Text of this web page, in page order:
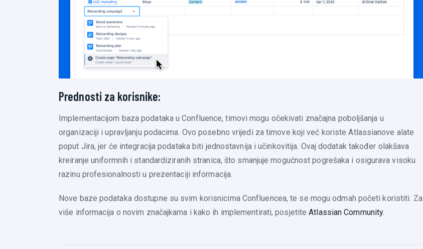
Prednosti za korisnike:
Implementacijom baza podataka u Confluence, timovi mogu očekivati značajna poboljšanja u
organizaciji i upravljanju podacima. Ovo posebno vrijedi za timove koji već koriste Atlassianove alate
poput Jira, jer će integracija podataka biti jednostavnija i učinkovitija. Ovaj dodatak također olakšava
kreiranje uniformnih i standardiziranih stranica, što smanjuje mogućnost pogrešaka i osigurava visoku
razinu profesionalnosti u prezentaciji informacija.
Nove baze podataka dostupne su svim korisnicima Confluencea, te se mogu odmah početi koristiti. Za
više informacija o novim značajkama i kako ih implementirati, posjetiteAtlassian Community.